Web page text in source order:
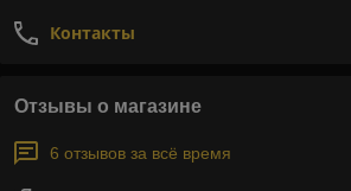
Контакты
Отзывы о магазине
6 отзывов за всё время